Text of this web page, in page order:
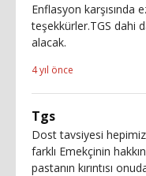
Enflasyon karşısında
teşekkürler.TGS dahi
alacak.
4 yıl önce
Tgs
Dost tavsiyesi
farklı Emekçinin
pastanın kırıntısı